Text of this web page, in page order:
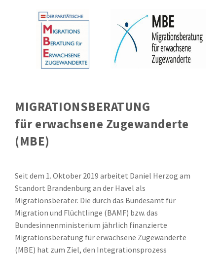
MIGRATIONSBERATUNG
für erwachsene Zugewanderte
(MBE)
Seit dem 1. Oktober 2019 arbeitet Daniel Herzog am
Standort Brandenburg an der Havel als
Migrationsberater. Die durch das Bundesamt für
Migration und Flüchtlinge (BAMF) bzw. das
Bundesinnenministerium jährlich finanzierte
Migrationsberatung für erwachsene Zugewanderte
(MBE) hat zum Ziel, den Integrationsprozess